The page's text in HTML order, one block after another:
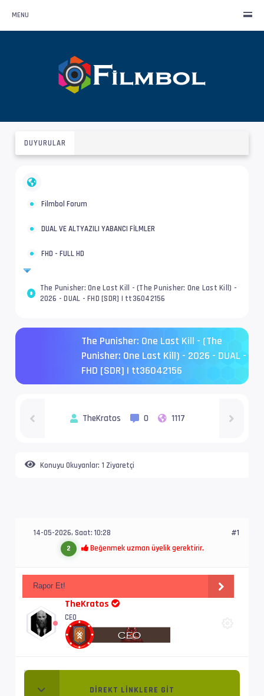
MENU
DUYURULAR
Filmbol Forum
DUAL VE ALTYAZILI YABANCI FİLMLER
FHD - FULL HD
The Punisher: One Last Kill - (The Punisher: One Last Kill) -
2026 - DUAL - FHD [SDR] | tt36042156
The Punisher: One Last Kill - (The
Punisher: One Last Kill) - 2026 - DUAL -
FHD [SDR] | tt36042156
TheKratos 0 1117
Konuyu Okuyanlar: 1 Ziyaretçi
14-05-2026, Saat: 10:28
2 Beğenmek uzman üyelik gerektirir.
#1
Rapor Et!
TheKratos
CEO
DIREKT LINKLERE GIT